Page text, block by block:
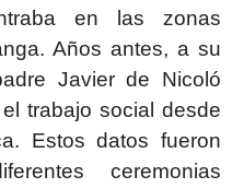
en las zonas
Años antes, a su
Javier de Nicoló
trabajo social desde
Estos datos fueron
ceremonias